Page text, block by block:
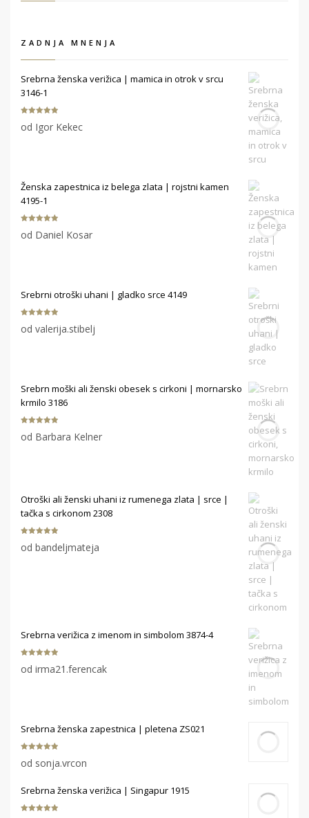
ZADNJA MNENJA
Srebrna ženska verižica | mamica in otrok v srcu
3146-1
od 5
od Igor Kekec
Ženska zapestnica iz belega zlata | rojstni kamen
4195-1
od 5
od Daniel Kosar
Srebrni otroški uhani | gladko srce 4149
od 5
od valerija.stibelj
Srebrn moški ali ženski obesek s cirkoni | mornarsko
krmilo 3186
od 5
od Barbara Kelner
Otroški ali ženski uhani iz rumenega zlata | srce |
tačka s cirkonom 2308
od 5
od bandeljmateja
Srebrna verižica z imenom in simbolom 3874-4
od 5
od irma21.ferencak
Srebrna ženska zapestnica | pletena ZS021
od 5
od sonja.vrcon
Srebrna ženska verižica | Singapur 1915